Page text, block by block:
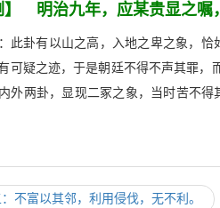
】 明治九年，应某贵显之嘱
此卦有以山之高，入地之卑之象，
可疑之迹，于是朝廷不得不声其罪，
外两卦，显现二冢之象，当时苦不
不富以其邻，利用侵伐，无不利。